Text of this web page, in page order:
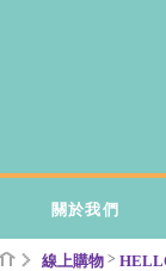
關於我們
線上購物 >